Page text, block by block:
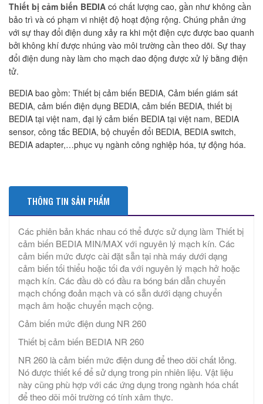
Thiết bị cảm biến BEDIA có chất lượng cao, gần như không cần
bảo trì và có phạm vi nhiệt độ hoạt động rộng. Chúng phản ứng
với sự thay đổi điện dung xảy ra khi một điện cực được bao quanh
bởi không khí được nhúng vào môi trường cần theo dõi. Sự thay
đổi điện dung này làm cho mạch dao động được xử lý bằng điện
tử.
BEDIA bao gồm: Thiết bị cảm biến BEDIA, Cảm biến giám sát
BEDIA, cảm biến điện dụng BEDIA, cảm biến BEDIA, thiết bị
BEDIA tại việt nam, đại lý cảm biến BEDIA tại việt nam, BEDIA
sensor, công tắc BEDIA, bộ chuyển đổi BEDIA, BEDIA switch,
BEDIA adapter,…phục vụ ngành công nghiệp hóa, tự động hóa.
THÔNG TIN SẢN PHẨM
Các phiên bản khác nhau có thể được sử dụng làm Thiết bị
cảm biến BEDIA MIN/MAX với nguyên lý mạch kín. Các
cảm biến mức được cài đặt sẵn tại nhà máy dưới dạng
cảm biến tối thiểu hoặc tối đa với nguyên lý mạch hở hoặc
mạch kín. Các đầu dò có đầu ra bóng bán dẫn chuyển
mạch chống đoản mạch và có sẵn dưới dạng chuyển
mạch âm hoặc chuyển mạch cộng.
Cảm biến mức điện dung NR 260
Thiết bị cảm biến BEDIA NR 260
NR 260 là cảm biến mức điện dung để theo dõi chất lỏng.
Nó được thiết kế để sử dụng trong pin nhiên liệu. Vật liệu
này cũng phù hợp với các ứng dụng trong ngành hóa chất
để theo dõi môi trường có tính xâm thực.